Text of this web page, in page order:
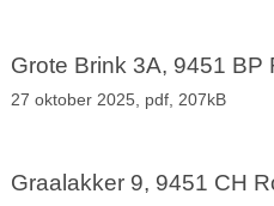
Grote Brink 3A, 9451 BP
27 oktober 2025, pdf, 207kB
Graalakker 9, 9451 CH